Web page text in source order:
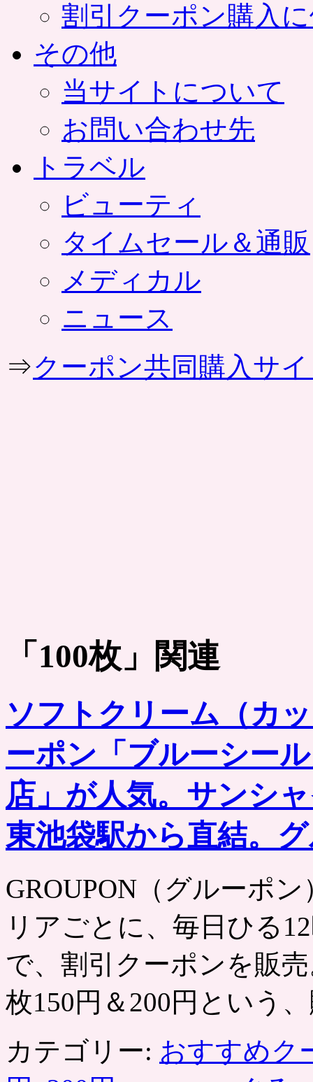
割引クーポン購入
その他
当サイトについて
お問い合わせ先
トラベル
ビューティ
タイムセール＆通販
メディカル
ニュース
⇒クーポン共同購入サ
「 100枚 」関連
ソフトクリーム（カ
ーポン「ブルーシー
店」が人気。サンシ
東池袋駅から直結。
GROUPON（グルーポ
リアごとに、毎日ひる
で、割引クーポンを販
枚150円＆200円という
カテゴリー: おすすめク